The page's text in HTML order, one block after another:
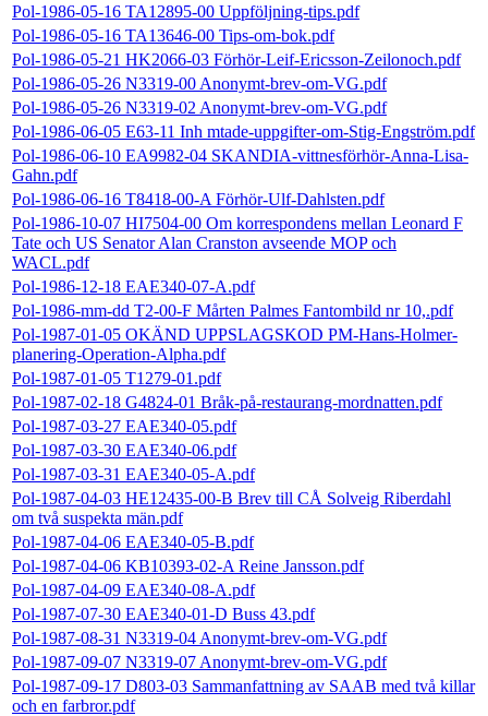
Pol-1986-05-16 TA12895-00 Uppföljning-tips.pdf
Pol-1986-05-16 TA13646-00 Tips-om-bok.pdf
Pol-1986-05-21 HK2066-03 Förhör-Leif-Ericsson-Zeilonoch.pdf
Pol-1986-05-26 N3319-00 Anonymt-brev-om-VG.pdf
Pol-1986-05-26 N3319-02 Anonymt-brev-om-VG.pdf
Pol-1986-06-05 E63-11 Inh mtade-uppgifter-om-Stig-Engström.pdf
Pol-1986-06-10 EA9982-04 SKANDIA-vittnesförhör-Anna-Lisa-
Gahn.pdf
Pol-1986-06-16 T8418-00-A Förhör-Ulf-Dahlsten.pdf
Pol-1986-10-07 HI7504-00 Om korrespondens mellan Leonard F
Tate och US Senator Alan Cranston avseende MOP och
WACL.pdf
Pol-1986-12-18 EAE340-07-A.pdf
Pol-1986-mm-dd T2-00-F Mårten Palmes Fantombild nr 10,.pdf
Pol-1987-01-05 OKÄND UPPSLAGSKOD PM-Hans-Holmer-
planering-Operation-Alpha.pdf
Pol-1987-01-05 T1279-01.pdf
Pol-1987-02-18 G4824-01 Bråk-på-restaurang-mordnatten.pdf
Pol-1987-03-27 EAE340-05.pdf
Pol-1987-03-30 EAE340-06.pdf
Pol-1987-03-31 EAE340-05-A.pdf
Pol-1987-04-03 HE12435-00-B Brev till CÅ Solveig Riberdahl
om två suspekta män.pdf
Pol-1987-04-06 EAE340-05-B.pdf
Pol-1987-04-06 KB10393-02-A Reine Jansson.pdf
Pol-1987-04-09 EAE340-08-A.pdf
Pol-1987-07-30 EAE340-01-D Buss 43.pdf
Pol-1987-08-31 N3319-04 Anonymt-brev-om-VG.pdf
Pol-1987-09-07 N3319-07 Anonymt-brev-om-VG.pdf
Pol-1987-09-17 D803-03 Sammanfattning av SAAB med två killar
och en farbror.pdf